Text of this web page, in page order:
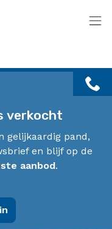
verkocht
gelijkaardig pand,
en blijf op de
aanbod.